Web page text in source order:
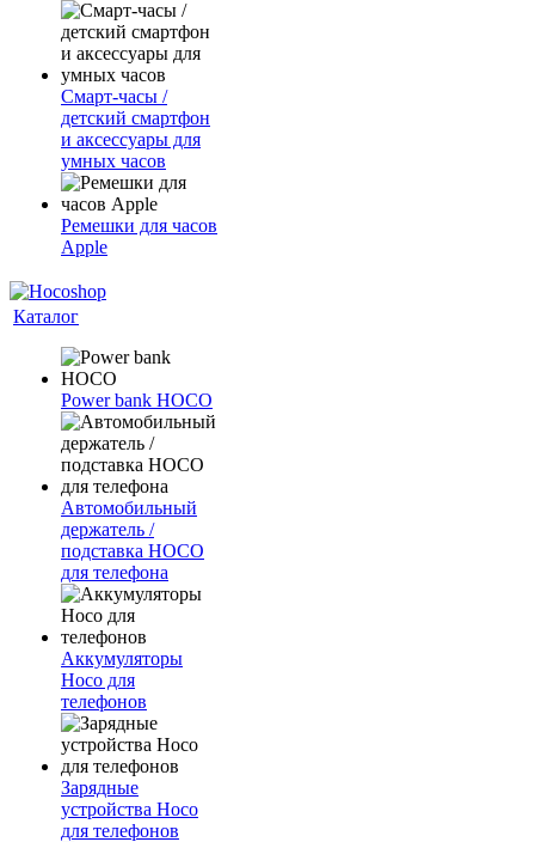
Смарт-часы /
детский смартфон
и аксессуары для
умных часов
Ремешки для часов
Apple
Каталог
Power bank HOCO
Автомобильный
держатель /
подставка HOCO
для телефона
Аккумуляторы
Hoco для
телефонов
Зарядные
устройства Hoco
для телефонов